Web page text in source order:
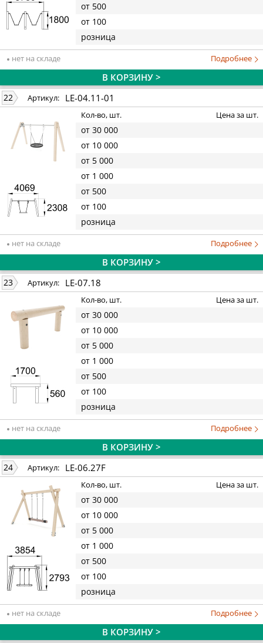
от 500
от 100
розница
нет на складе Подробнее
В КОРЗИНУ >
22 Артикул: LE-04.11-01
Кол-во, шт. Цена за шт.
от 30 000
от 10 000
от 5 000
от 1 000
от 500
от 100
розница
нет на складе Подробнее
В КОРЗИНУ >
23 Артикул: LE-07.18
Кол-во, шт. Цена за шт.
от 30 000
от 10 000
от 5 000
от 1 000
от 500
от 100
розница
нет на складе Подробнее
В КОРЗИНУ >
24 Артикул: LE-06.27F
Кол-во, шт. Цена за шт.
от 30 000
от 10 000
от 5 000
от 1 000
от 500
от 100
розница
нет на складе Подробнее
В КОРЗИНУ >